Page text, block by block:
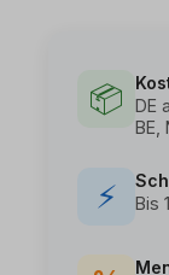
📦
DE
BE,
⚡
Bis